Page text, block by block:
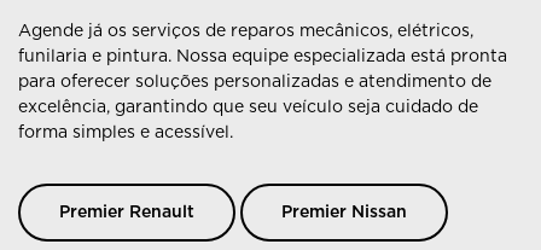
Agende já os serviços de reparos mecânicos, elétricos,
funilaria e pintura. Nossa equipe especializada está pronta
para oferecer soluções personalizadas e atendimento de
excelência, garantindo que seu veículo seja cuidado de
forma simples e acessível.
Premier Renault Premier Nissan